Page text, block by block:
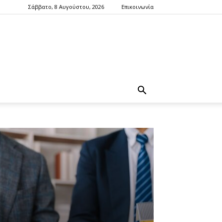
Σάββατο, 8 Αυγούστου, 2026 Επικοινωνία